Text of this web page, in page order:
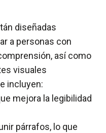
diseñadas
a personas con
así como
visuales
incluyen:
mejora la legibilidad
párrafos, lo que